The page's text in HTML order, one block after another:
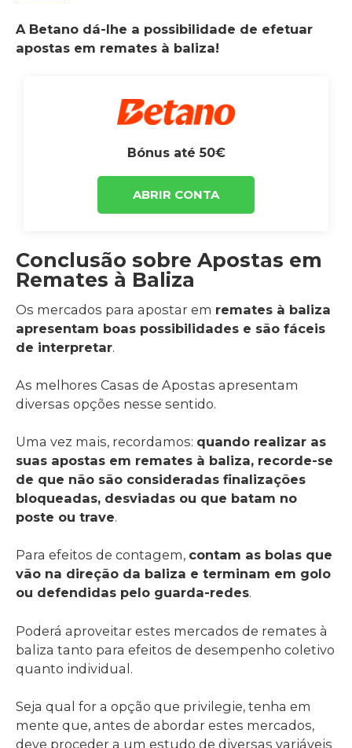
A Betano dá-lhe a possibilidade de efetuar
apostas em remates à baliza!
Bónus até 50€
ABRIR CONTA
Conclusão sobre Apostas em
Remates à Baliza
Os mercados para apostar em remates à baliza
apresentam boas possibilidades e são fáceis
de interpretar.
As melhores Casas de Apostas apresentam
diversas opções nesse sentido.
Uma vez mais, recordamos: quando realizar as
suas apostas em remates à baliza, recorde-se
de que não são consideradas finalizações
bloqueadas, desviadas ou que batam no
poste ou trave.
Para efeitos de contagem, contam as bolas que
vão na direção da baliza e terminam em golo
ou defendidas pelo guarda-redes.
Poderá aproveitar estes mercados de remates à
baliza tanto para efeitos de desempenho coletivo
quanto individual.
Seja qual for a opção que privilegie, tenha em
mente que, antes de abordar estes mercados,
deve proceder a um estudo de diversas variáveis